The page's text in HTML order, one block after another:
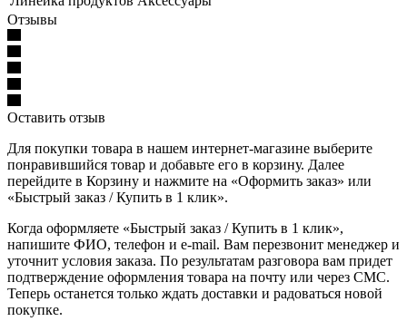
Отзывы
Оставить отзыв
Для покупки товара в нашем интернет-магазине выберите
понравившийся товар и добавьте его в корзину. Далее
перейдите в Корзину и нажмите на «Оформить заказ» или
«Быстрый заказ / Купить в 1 клик».
Когда оформляете «Быстрый заказ / Купить в 1 клик»,
напишите ФИО, телефон и e-mail. Вам перезвонит менеджер и
уточнит условия заказа. По результатам разговора вам придет
подтверждение оформления товара на почту или через СМС.
Теперь останется только ждать доставки и радоваться новой
покупке.